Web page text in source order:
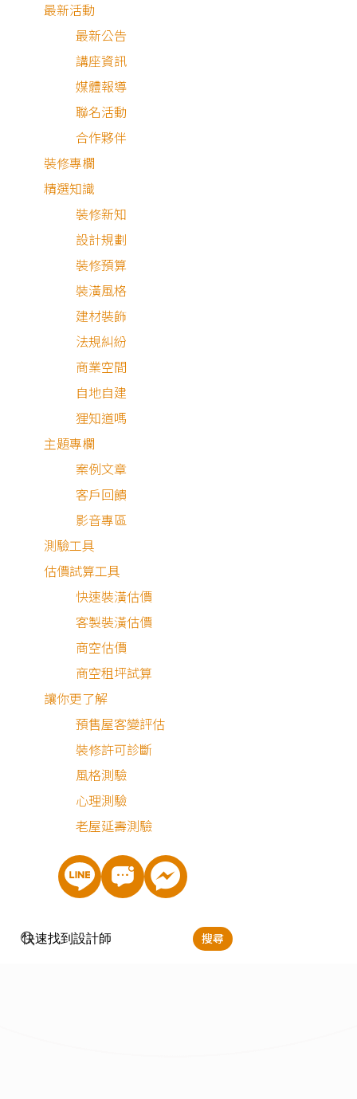
最新活動
最新公告
講座資訊
媒體報導
聯名活動
合作夥伴
裝修專欄
精選知識
裝修新知
設計規劃
裝修預算
裝潢風格
建材裝飾
法規糾紛
商業空間
自地自建
狸知道嗎
主題專欄
案例文章
客戶回饋
影音專區
測驗工具
估價試算工具
快速裝潢估價
客製裝潢估價
商空估價
商空租坪試算
讓你更了解
預售屋客變評估
裝修許可診斷
風格測驗
心理測驗
老屋延壽測驗
搜尋
拆除
系統
設備